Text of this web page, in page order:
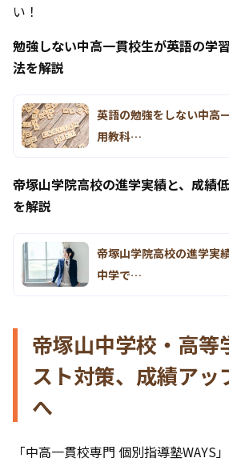
い！
勉強しない中高一貫校生が英語の学
法を解説
英語の勉強をしない中高
用教科…
帝塚山学院高校の進学実績と、成績
を解説
帝塚山学院高校の進学実
中学で…
帝塚山中学校・高等
スト対策、成績アッ
へ
「中高一貫校専門 個別指導塾WAYS